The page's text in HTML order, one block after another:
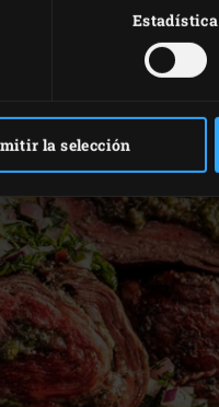
Estadística
la selección